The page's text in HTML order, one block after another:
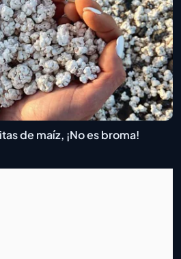
de maíz, ¡No es broma!